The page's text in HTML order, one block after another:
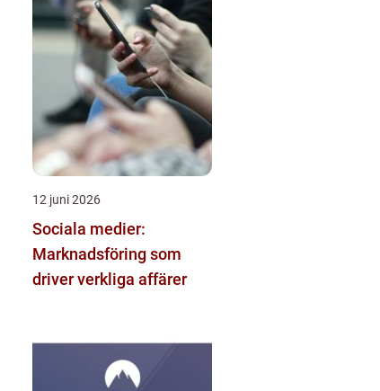
12 juni 2026
Sociala medier:
Marknadsföring som
driver verkliga affärer